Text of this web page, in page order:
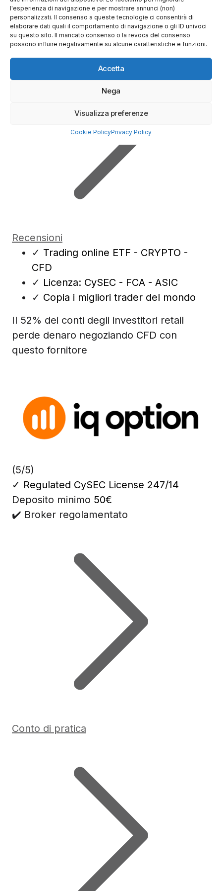
l'esperienza di navigazione e per mostrare annunci (non)
personalizzati. Il consenso a queste tecnologie ci consentirà di
elaborare dati quali il comportamento di navigazione o gli ID univoci
su questo sito. Il mancato consenso o la revoca del consenso
possono influire negativamente su alcune caratteristiche e funzioni.
Accetta
Nega
Visualizza preferenze
Cookie PolicyPrivacy Policy
Prova Demo Gratuita
Recensioni
✓ Trading online ETF - CRYPTO -
CFD
✓ Licenza: CySEC - FCA - ASIC
✓ Copia i migliori trader del mondo
Il 52% dei conti degli investitori retail
perde denaro negoziando CFD con
questo fornitore
(5/5)
✓ Regulated CySEC License 247/14
Deposito minimo 50€
✔️ Broker regolamentato
Conto di pratica